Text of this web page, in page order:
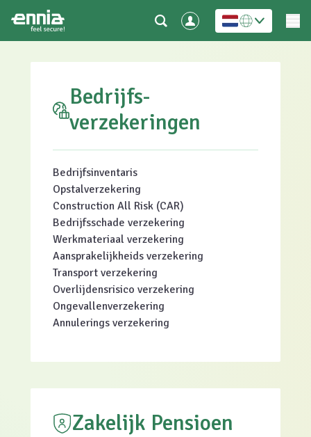
Bedrijfs-
verzekeringen
Bedrijfsinventaris
Opstalverzekering
Construction All Risk (CAR)
Bedrijfsschade verzekering
Werkmateriaal verzekering
Aansprakelijkheids verzekering
Transport verzekering
Overlijdensrisico verzekering
Ongevallenverzekering
Annulerings verzekering
Zakelijk Pensioen